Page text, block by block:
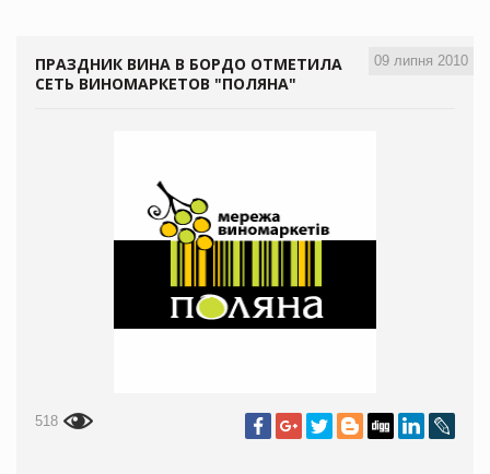
09 липня 2010
ПРАЗДНИК ВИНА В БОРДО ОТМЕТИЛА
СЕТЬ ВИНОМАРКЕТОВ "ПОЛЯНА"
518